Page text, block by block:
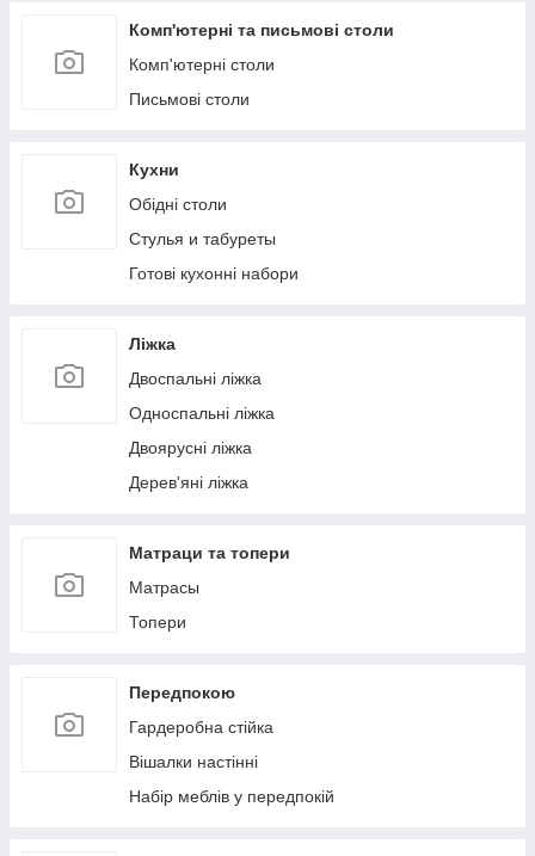
Комп'ютерні та письмові столи
Комп'ютерні столи
Письмові столи
Кухни
Обідні столи
Стулья и табуреты
Готові кухонні набори
Ліжка
Двоспальні ліжка
Односпальні ліжка
Двоярусні ліжка
Дерев'яні ліжка
Матраци та топери
Матрасы
Топери
Передпокою
Гардеробна стійка
Вішалки настінні
Набір меблів у передпокій